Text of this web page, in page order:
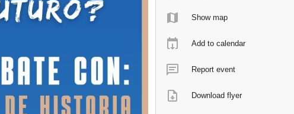
Show map
Add to calendar
Report event
Download flyer